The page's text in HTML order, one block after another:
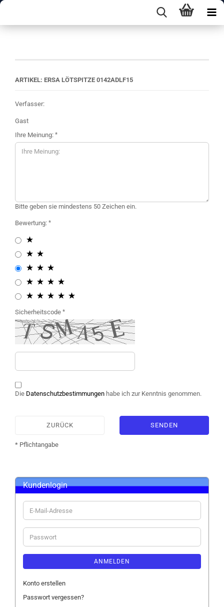
ARTIKEL: ERSA LÖTSPITZE 0142ADLF15
Verfasser:
Gast
Ihre Meinung:
Bitte geben sie mindestens 50 Zeichen ein.
Bewertung:
Sicherheitscode
Die Datenschutzbestimmungen habe ich zur Kenntnis genommen.
ZURÜCK SENDEN
* Pflichtangabe
Kundenlogin
E-
Mail-
Adresse
Passwort
ANMELDEN
Konto erstellen
Passwort vergessen?